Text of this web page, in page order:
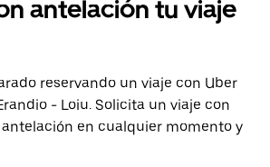
antelación tu viaje
reservando un viaje con Uber
- Loiu. Solicita un viaje con
en cualquier momento y